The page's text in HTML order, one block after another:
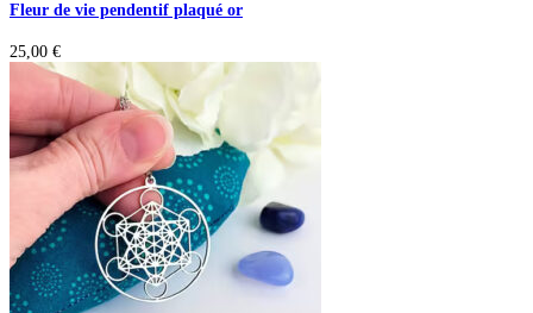
Fleur de vie pendentif plaqué or
25,00 €